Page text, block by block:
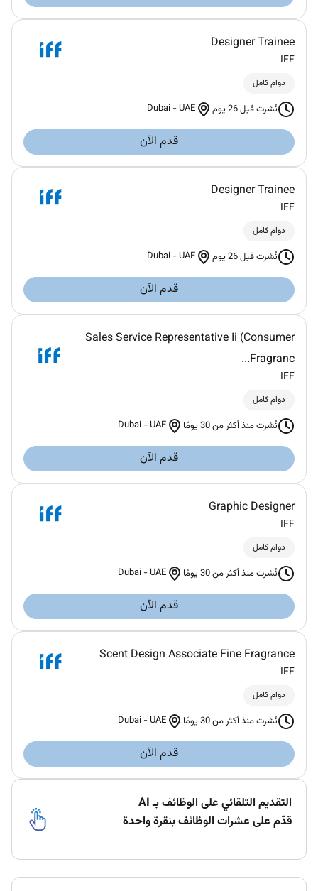
Designer Trainee
IFF
دوام كامل
نُشرت قبل 26 يوم Dubai -UAE
قدم الآن
Designer Trainee
IFF
دوام كامل
نُشرت قبل 26 يوم Dubai -UAE
قدم الآن
Sales Service Representative Ii (Consumer
Fragranc...
IFF
دوام كامل
نُشرت منذ أكثر من 30 يومًا Dubai -UAE
قدم الآن
Graphic Designer
IFF
دوام كامل
نُشرت منذ أكثر من 30 يومًا Dubai -UAE
قدم الآن
Scent Design Associate Fine Fragrance
IFF
دوام كامل
نُشرت منذ أكثر من 30 يومًا Dubai -UAE
قدم الآن
التقديم التلقائي على الوظائف بـ AI
قدّم على عشرات الوظائف بنقرة واحدة